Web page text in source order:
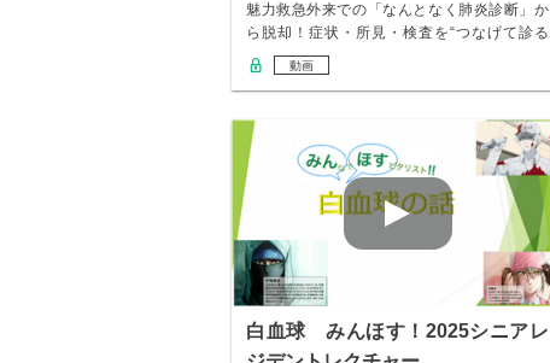
魅力救急外来での「なんとなく肺炎診断」か
ら脱却！症状・所見・検査を“つなげて診る
力”が身に…
動画
白血球 みんほす！2025シニアレ